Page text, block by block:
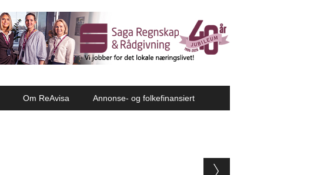
Om ReAvisa Annonse- og folkefinansiert